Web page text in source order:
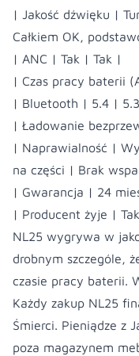
| Jakość dźwięku |
Całkiem OK,
| ANC | Tak | Tak |
| Czas pracy baterii
| Bluetooth | 5.4 |
| Ładowanie
| Naprawialność |
na części | Brak
| Gwarancja | 24
| Producent żyje |
NL25 wygrywa w
drobnym szczególe,
czasie pracy baterii.
Każdy zakup NL25
Śmierci. Pieniądze z
poza magazynem